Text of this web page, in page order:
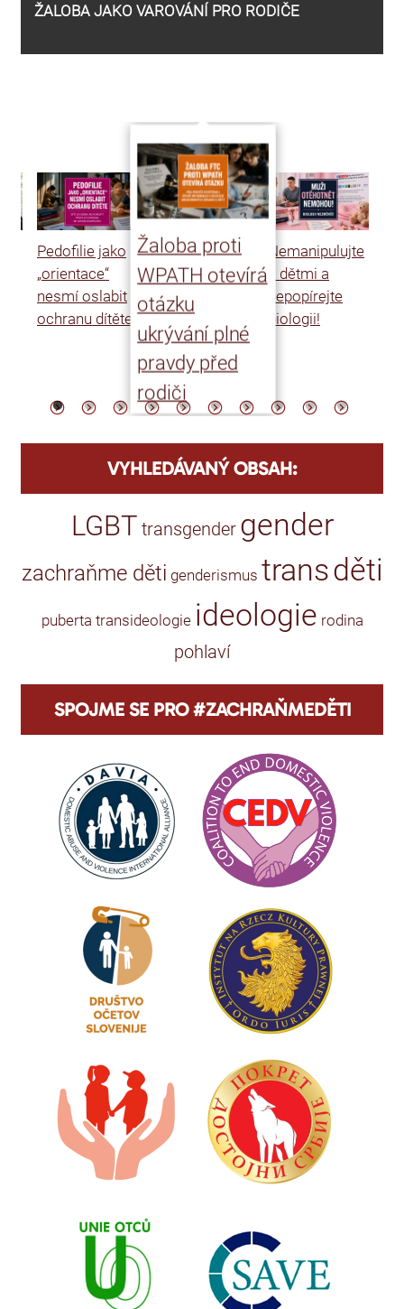
ŽALOBA JAKO VAROVÁNÍ PRO RODIČE
Pedofilie jako
„orientace“
nesmí oslabit
ochranu dítěte
Žaloba proti
WPATH otevírá
otázku
ukrývání plné
pravdy před
rodiči
Nemanipulujte
s dětmi a
nepopírejte
biologii!
VYHLEDÁVANÝ OBSAH:
LGBT transgender gender
zachraňme děti genderismus transděti
puberta transideologie ideologie rodina
pohlaví
SPOJME SE PRO #ZACHRAŇMEDĚTI